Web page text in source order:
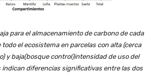
para el almacenamiento de carbono de cada
el ecosistema en parcelas con alta (cerca
y baja(bosque control)intensidad de uso del
indican diferencias significativas entre las dos